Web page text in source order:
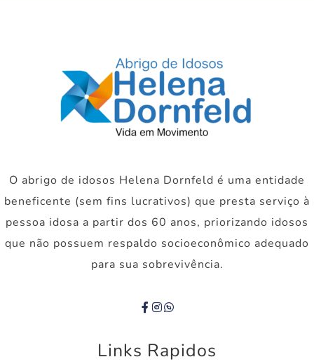
O abrigo de idosos Helena Dornfeld é uma entidade
beneficente (sem fins lucrativos) que presta serviço à
pessoa idosa a partir dos 60 anos, priorizando idosos
que não possuem respaldo socioeconômico adequado
para sua sobrevivência.
Links Rapidos